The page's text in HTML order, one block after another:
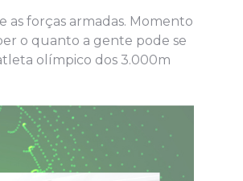
forças armadas. Momento
o quanto a gente pode se
olímpico dos 3.000m